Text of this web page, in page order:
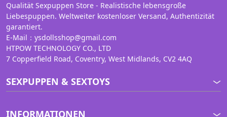
Qualität Sexpuppen Store - Realistische lebensgroße
Liebespuppen. Weltweiter kostenloser Versand, Authentizität
garantiert.
E-Mail：ysdollsshop@gmail.com
HTPOW TECHNOLOGY CO., LTD
7 Copperfield Road, Coventry, West Midlands, CV2 4AQ
SEXPUPPEN & SEXTOYS
INFORMATIONEN